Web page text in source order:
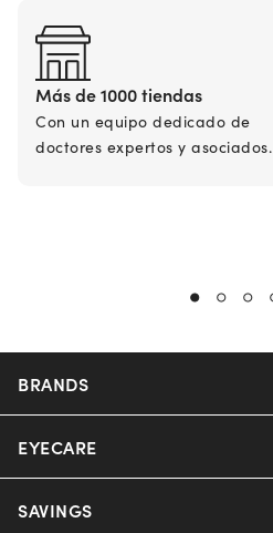
Más de 1000 tiendas
Con un equipo dedicado de
doctores expertos y asociados.
BRANDS
Nuance Audio
Ray-Ban
EYECARE
Our Eyeglasses
SAVINGS